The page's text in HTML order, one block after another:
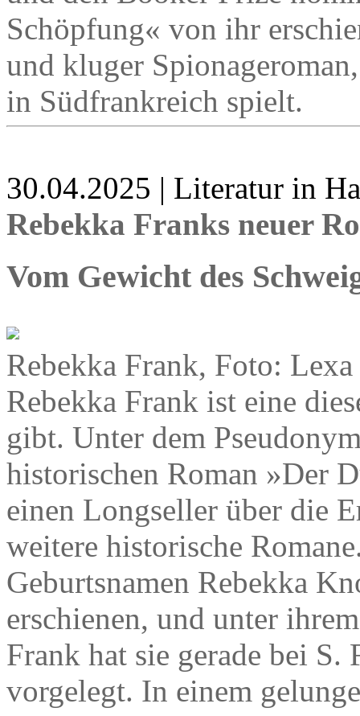
Schöpfung« von ihr
und kluger
in Südfrankreich spielt.
30.04.2025 | Literatur in
Rebekka Franks neuer
Vom Gewicht des
Rebekka Frank, Foto: Lexa
Rebekka Frank ist eine
gibt. Unter dem
historischen Roman »Der
einen Longseller über die
weitere historische
Geburtsnamen Rebekka
erschienen, und unter
Frank hat sie gerade bei
vorgelegt. In einem